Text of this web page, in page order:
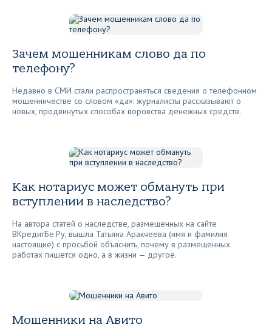
Зачем мошенникам слово да по
телефону?
Недавно в СМИ стали распространяться сведения о телефонном
мошенничестве со словом «да»: журналисты рассказывают о
новых, продвинутых способах воровства денежных средств.
Как нотариус может обмануть при
вступлении в наследство?
На автора статей о наследстве, размещенных на сайте
ВКредитБе.Ру, вышла Татьяна Аракчеева (имя и фамилия
настоящие) с просьбой объяснить, почему в размещенных
работах пишется одно, а в жизни — другое.
Мошенники на Авито